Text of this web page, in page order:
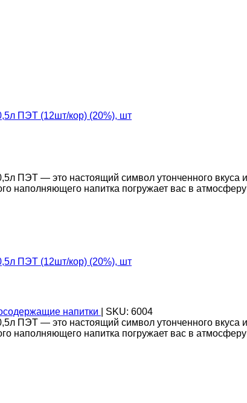
ПЭТ (12шт/кор) (20%), шт
ПЭТ — это настоящий символ утонченного
наполняющего напитка погружает вас в
ПЭТ (12шт/кор) (20%), шт
напитки SKU: 6004
ПЭТ — это настоящий символ утонченного
наполняющего напитка погружает вас в